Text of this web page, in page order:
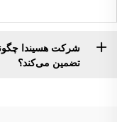
شرکت هسیندا
تضمین می‌کند؟